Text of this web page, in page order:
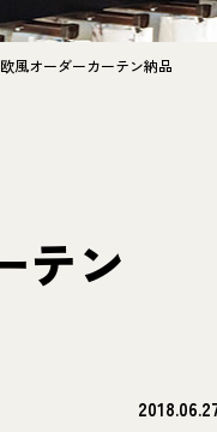
風オーダーカーテン納品
テン